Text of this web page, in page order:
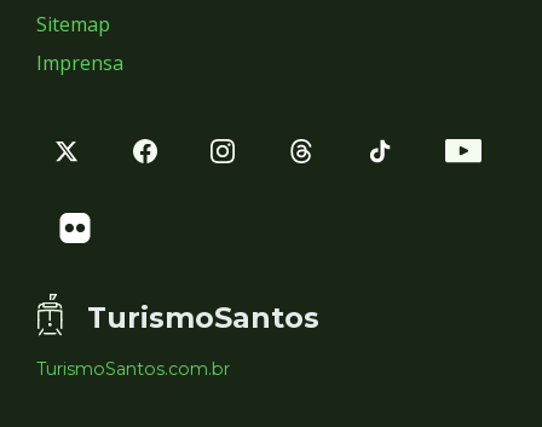
Sitemap
Imprensa
TurismoSantos
TurismoSantos.com.br